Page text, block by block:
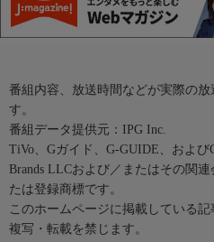
番組内容、放送時間などが実際の
す。
番組データ提供元：IPG Inc.
TiVo、Gガイド、G-GUIDE、およ
Brands LLCおよび／またはその関
たは登録商標です。
このホームページに掲載している
複写・転載を禁じます。